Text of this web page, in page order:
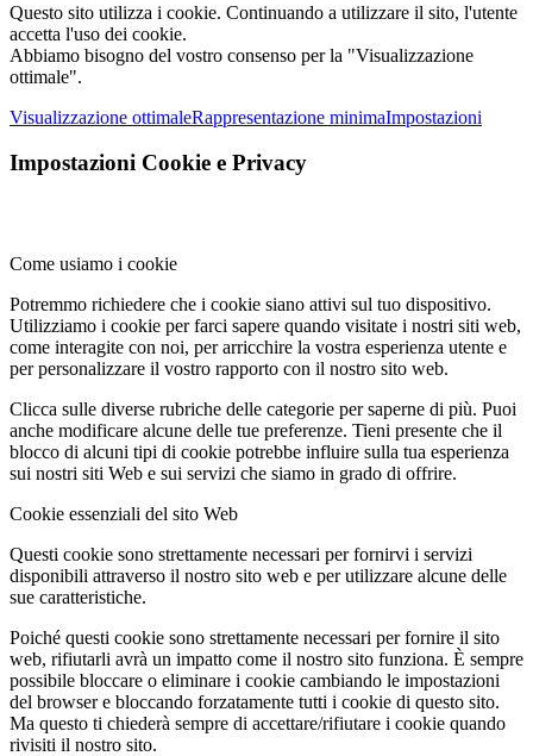
Questo sito utilizza i cookie. Continuando a utilizzare il sito, l'utente
accetta l'uso dei cookie.
Abbiamo bisogno del vostro consenso per la "Visualizzazione
ottimale".
Visualizzazione ottimaleRappresentazione minimaImpostazioni
Impostazioni Cookie e Privacy
Come usiamo i cookie
Potremmo richiedere che i cookie siano attivi sul tuo dispositivo.
Utilizziamo i cookie per farci sapere quando visitate i nostri siti web,
come interagite con noi, per arricchire la vostra esperienza utente e
per personalizzare il vostro rapporto con il nostro sito web.
Clicca sulle diverse rubriche delle categorie per saperne di più. Puoi
anche modificare alcune delle tue preferenze. Tieni presente che il
blocco di alcuni tipi di cookie potrebbe influire sulla tua esperienza
sui nostri siti Web e sui servizi che siamo in grado di offrire.
Cookie essenziali del sito Web
Questi cookie sono strettamente necessari per fornirvi i servizi
disponibili attraverso il nostro sito web e per utilizzare alcune delle
sue caratteristiche.
Poiché questi cookie sono strettamente necessari per fornire il sito
web, rifiutarli avrà un impatto come il nostro sito funziona. È sempre
possibile bloccare o eliminare i cookie cambiando le impostazioni
del browser e bloccando forzatamente tutti i cookie di questo sito.
Ma questo ti chiederà sempre di accettare/rifiutare i cookie quando
rivisiti il nostro sito.